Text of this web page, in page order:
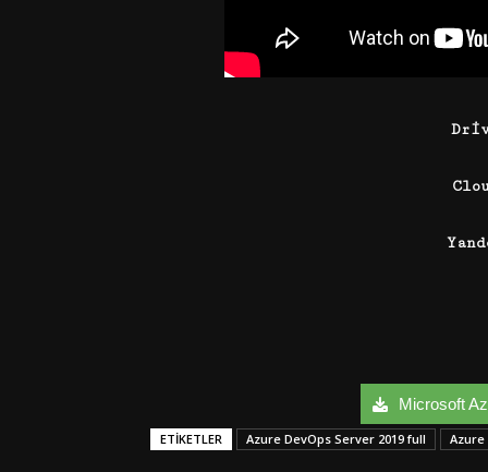
Microsoft
ETIKETLER Azure DevOps Server 2019 full Azure